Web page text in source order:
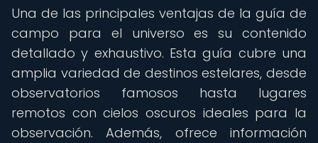
Una de las principales ventajas de la guía de
campo para el universo es su contenido
detallado y exhaustivo. Esta guía cubre una
amplia variedad de destinos estelares, desde
observatorios famosos hasta lugares
remotos con cielos oscuros ideales para la
observación. Además, ofrece información